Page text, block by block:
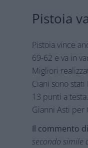
Pistoia
Pistoia vince
69-62 e va in
Migliori
Ciani sono
13 punti a
Gianni Asti per
Il commento
secondo simile